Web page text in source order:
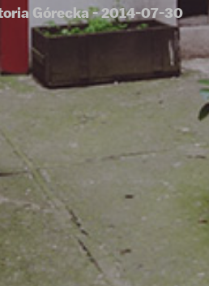
Górecka - 2014-07-30